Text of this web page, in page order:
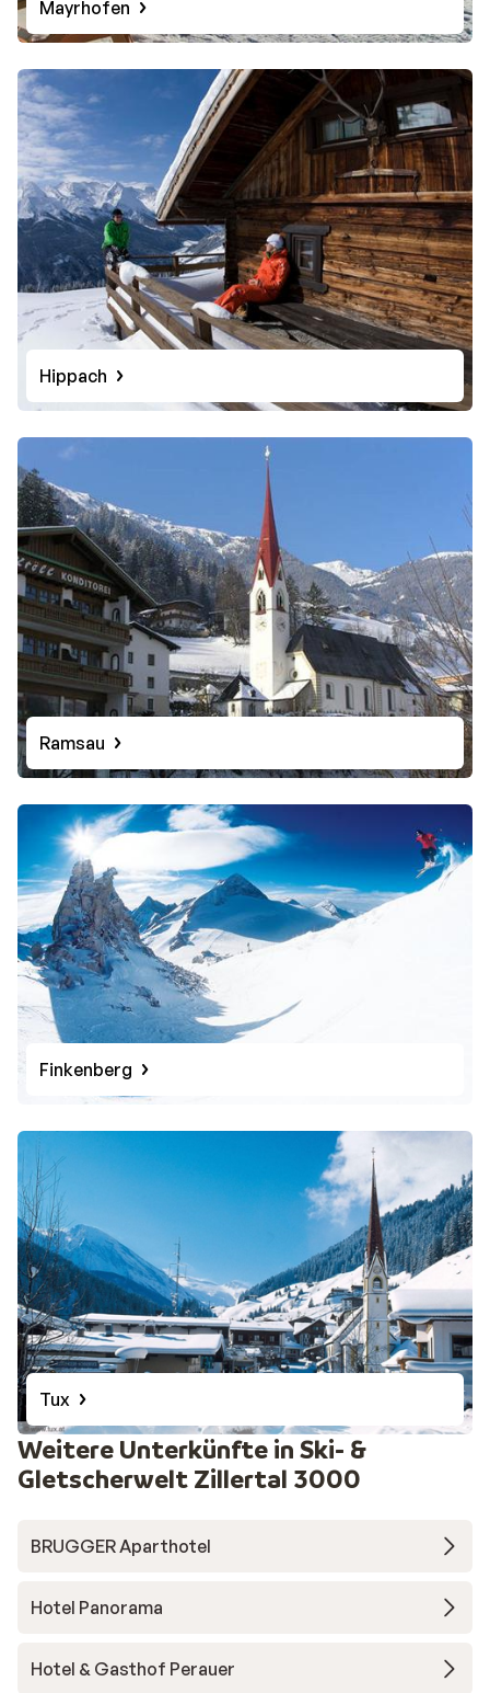
Mayrhofen
Hippach
Ramsau
Finkenberg
Tux
Weitere Unterkünfte in Ski- &
Gletscherwelt Zillertal 3000
BRUGGER Aparthotel
Hotel Panorama
Hotel & Gasthof Perauer